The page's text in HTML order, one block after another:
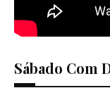
Sábado Com